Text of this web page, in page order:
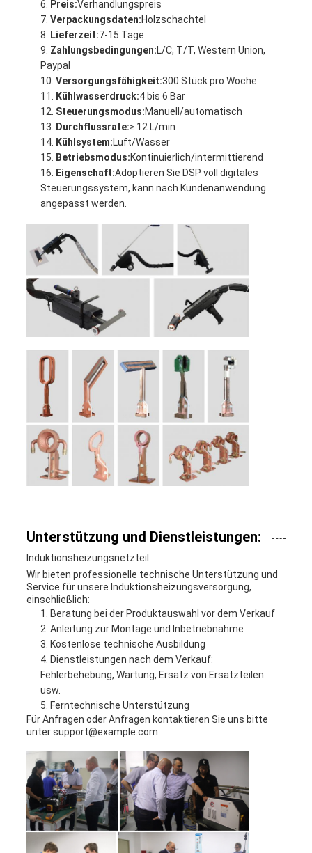
Preis:Verhandlungspreis
Verpackungsdaten:Holzschachtel
Lieferzeit:7-15 Tage
Zahlungsbedingungen:L/C, T/T, Western Union,
Paypal
Versorgungsfähigkeit:300 Stück pro Woche
Kühlwasserdruck:4 bis 6 Bar
Steuerungsmodus:Manuell/automatisch
Durchflussrate:≥ 12 L/min
Kühlsystem:Luft/Wasser
Betriebsmodus:Kontinuierlich/intermittierend
Eigenschaft:Adoptieren Sie DSP voll digitales
Steuerungssystem, kann nach Kundenanwendung
angepasst werden.
Unterstützung und Dienstleistungen:
Induktionsheizungsnetzteil
Wir bieten professionelle technische Unterstützung und
Service für unsere Induktionsheizungsversorgung,
einschließlich:
Beratung bei der Produktauswahl vor dem Verkauf
Anleitung zur Montage und Inbetriebnahme
Kostenlose technische Ausbildung
Dienstleistungen nach dem Verkauf:
Fehlerbehebung, Wartung, Ersatz von Ersatzteilen
usw.
Ferntechnische Unterstützung
Für Anfragen oder Anfragen kontaktieren Sie uns bitte
unter support@example.com.